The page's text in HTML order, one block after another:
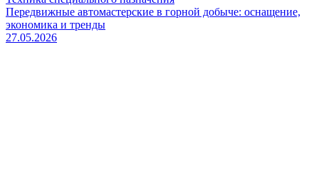
Передвижные автомастерские в горной добыче: оснащение,
экономика и тренды
27.05.2026